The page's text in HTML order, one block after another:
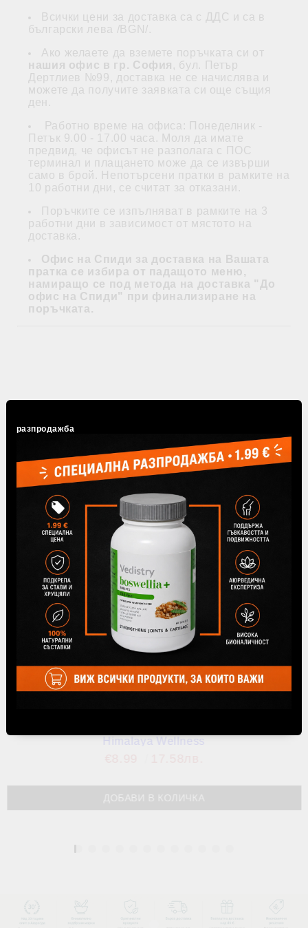
Всички цени за доставка са с ДДС и са в
български лева /BGN/.
Ако желаете да вземете поръчката си от
нашия офис в гр. София , бул. Петър
Дертлиев №99, доставка не се начислява и
можете да получите заявката си още същия
ден.
Работно време на офиса: Понеделник -
Петък 9.00 - 17.00 часа. Моля да имате
предвид, че офисът не разполага с ПОС
терминал и плащането може да се извърши
само в брой. Непотърсени пратки в рамките на
10 работни дни, се считат за отказани.
Поръчките се изпълняват в рамките на 3
работни дни в зависимост от мястото на
доставка.
Офис на Спиди за доставка на Вашата
пратка се избира от падащото меню,
намиращо се под метода на доставка "До
офис на Спиди" при финализиране на
поръчката.
Популярни продукти
Himalaya Wellness
разпродажба